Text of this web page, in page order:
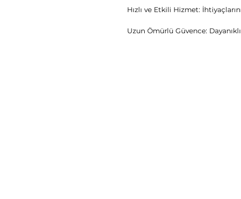
Hızlı ve Etkili Hizmet:
Uzun Ömürlü Güvence: